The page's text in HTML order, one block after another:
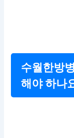
수월한방
해야 하나